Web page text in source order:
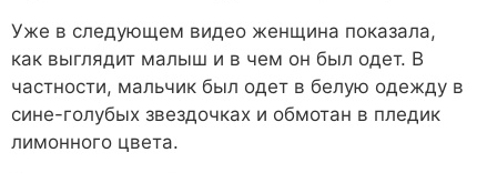
Уже в следующем видео женщина показала,
как выглядит малыш и в чем он был одет. В
частности, мальчик был одет в белую одежду в
сине-голубых звездочках и обмотан в пледик
лимонного цвета.